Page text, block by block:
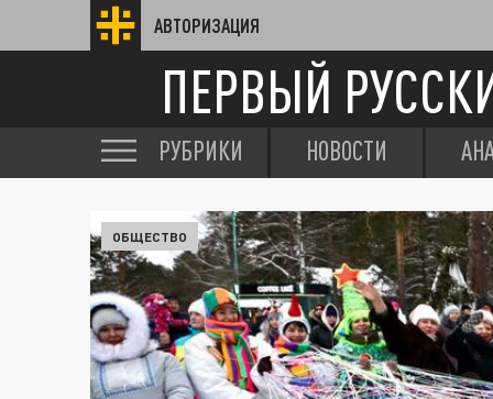
АВТОРИЗАЦИЯ
ПЕРВЫЙ
РУБРИКИ НОВОСТИ
ОБЩЕСТВО